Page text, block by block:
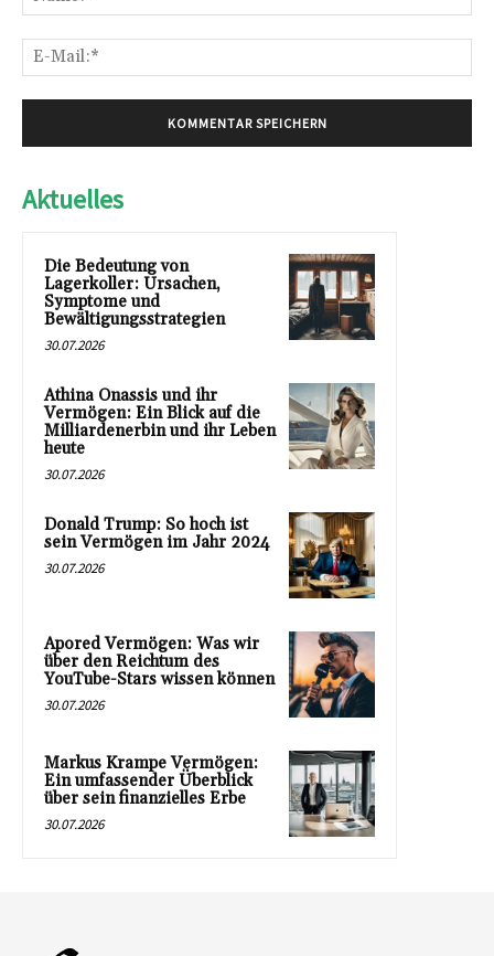
Aktuelles
Die Bedeutung von
Lagerkoller: Ursachen,
Symptome und
Bewältigungsstrategien
30.07.2026
Athina Onassis und ihr
Vermögen: Ein Blick auf die
Milliardenerbin und ihr Leben
heute
30.07.2026
Donald Trump: So hoch ist
sein Vermögen im Jahr 2024
30.07.2026
Apored Vermögen: Was wir
über den Reichtum des
YouTube-Stars wissen können
30.07.2026
Markus Krampe Vermögen:
Ein umfassender Überblick
über sein finanzielles Erbe
30.07.2026